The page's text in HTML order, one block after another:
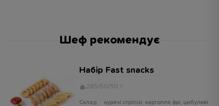
Шеф рекомендує
Набір Fast snacks
285/50/50 г
Склад: